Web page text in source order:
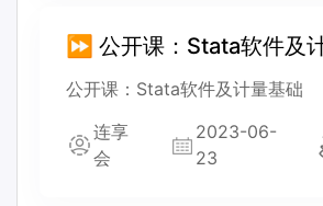
⏩ 公开课：Stata软件及
公开课：Stata软件及计量基础
连享
会
2023-06-
23